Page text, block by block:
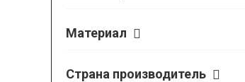
Материал
Страна производитель